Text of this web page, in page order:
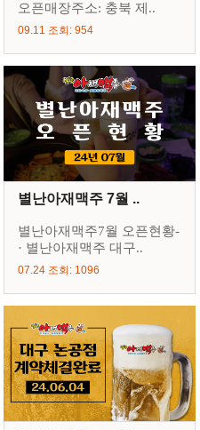
오픈매장주소: 충북 제..
09.11 조회: 954
별난아재맥주 7월 ..
별난아재맥주7월 오픈현황-
· 별난아재맥주 대구..
07.24 조회: 1096